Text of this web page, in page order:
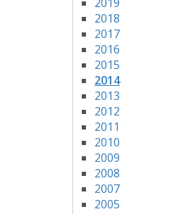
2018
2017
2016
2015
2014
2013
2012
2011
2010
2009
2008
2007
2005